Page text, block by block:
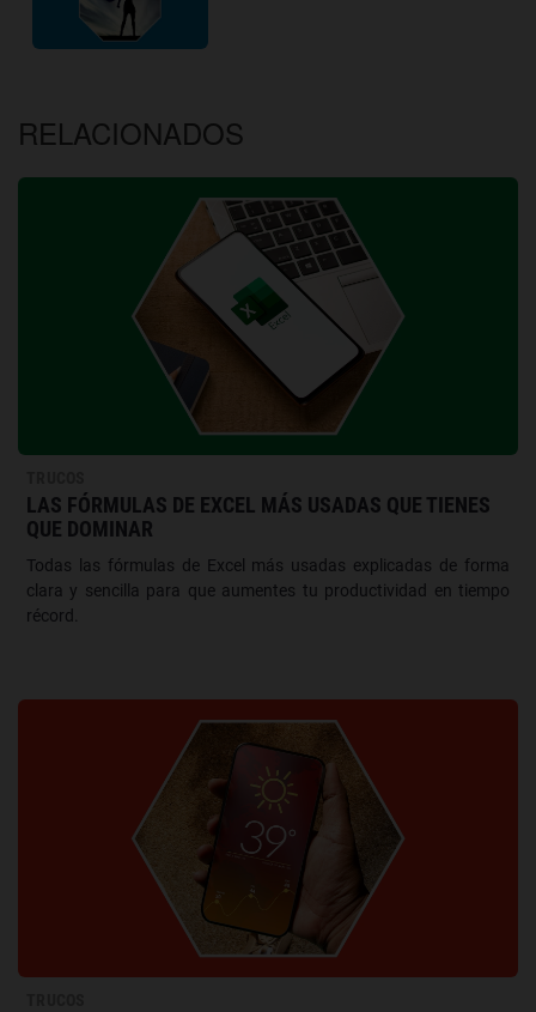
RELACIONADOS
LAS FÓRMULAS DE EXCEL MÁS USADAS QUE TIENES
QUE DOMINAR
Todas las fórmulas de Excel más usadas explicadas de forma
clara y sencilla para que aumentes tu productividad en tiempo
récord.